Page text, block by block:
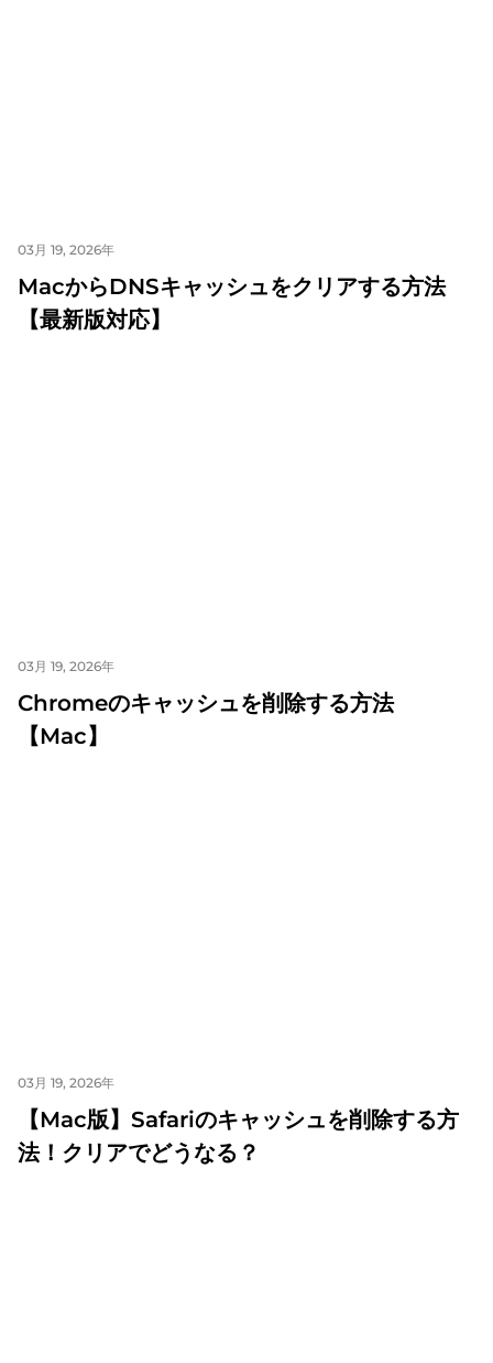
03月 19, 2026年
MacからDNSキャッシュをクリアする方法
【最新版対応】
03月 19, 2026年
Chromeのキャッシュを削除する方法
【Mac】
03月 19, 2026年
【Mac版】Safariのキャッシュを削除する方
法！クリアでどうなる？